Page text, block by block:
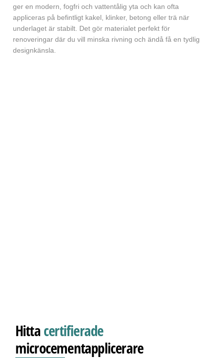
ger en modern, fogfri och vattentålig yta och kan ofta
appliceras på befintligt kakel, klinker, betong eller trä när
underlaget är stabilt. Det gör materialet perfekt för
renoveringar där du vill minska rivning och ändå få en tydlig
designkänsla.
Hittacertifierade
microcementapplicerare